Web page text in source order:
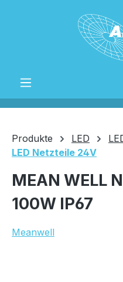
Zum Hauptinhalt springen
Produkte LED
LED Netzteile 24V
MEAN WELL
100W IP67
Meanwell